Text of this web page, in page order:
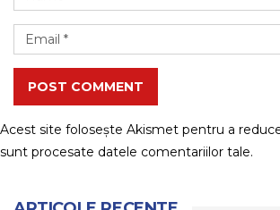
POST COMMENT
Acest site folosește Akismet pentru a
sunt procesate datele comentariilor tale.